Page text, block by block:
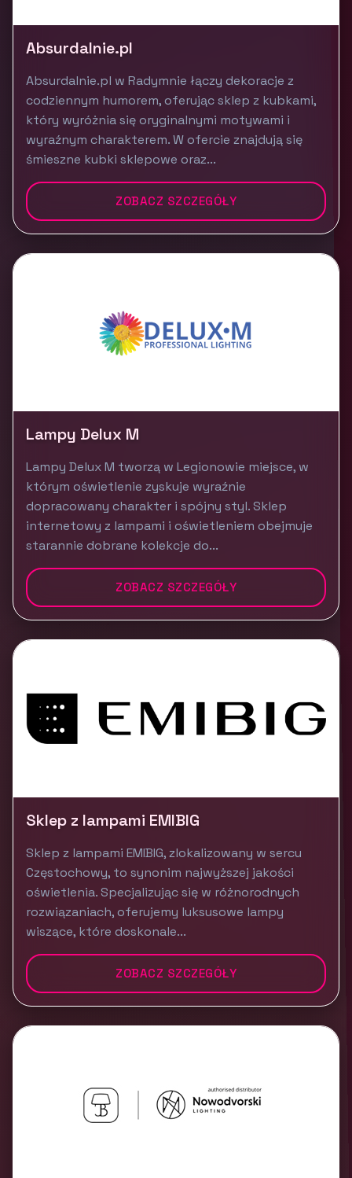
Absurdalnie.pl
Absurdalnie.pl w Radymnie łączy dekoracje z
codziennym humorem, oferując sklep z kubkami,
który wyróżnia się oryginalnymi motywami i
wyraźnym charakterem. W ofercie znajdują się
śmieszne kubki sklepowe oraz...
ZOBACZ SZCZEGÓŁY
Lampy Delux M
Lampy Delux M tworzą w Legionowie miejsce, w
którym oświetlenie zyskuje wyraźnie
dopracowany charakter i spójny styl. Sklep
internetowy z lampami i oświetleniem obejmuje
starannie dobrane kolekcje do...
ZOBACZ SZCZEGÓŁY
Sklep z lampami EMIBIG
Sklep z lampami EMIBIG, zlokalizowany w sercu
Częstochowy, to synonim najwyższej jakości
oświetlenia. Specjalizując się w różnorodnych
rozwiązaniach, oferujemy luksusowe lampy
wiszące, które doskonale...
ZOBACZ SZCZEGÓŁY